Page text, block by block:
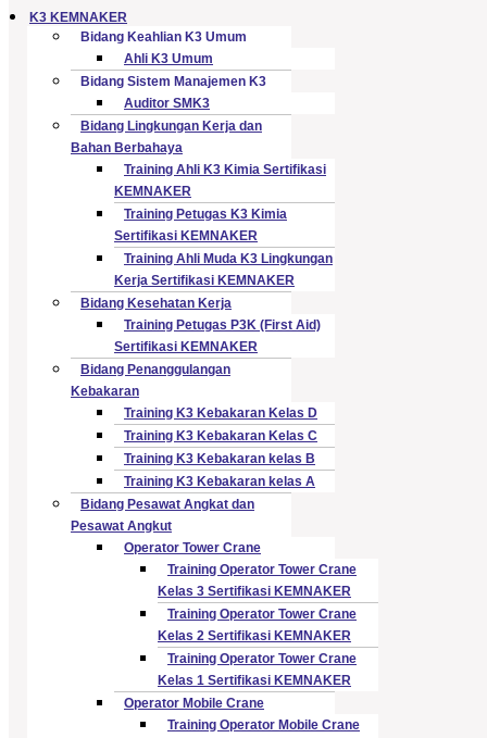
K3 KEMNAKER
Bidang Keahlian K3 Umum
Ahli K3 Umum
Bidang Sistem Manajemen K3
Auditor SMK3
Bidang Lingkungan Kerja dan
Bahan Berbahaya
Training Ahli K3 Kimia Sertifikasi
KEMNAKER
Training Petugas K3 Kimia
Sertifikasi KEMNAKER
Training Ahli Muda K3 Lingkungan
Kerja Sertifikasi KEMNAKER
Bidang Kesehatan Kerja
Training Petugas P3K (First Aid)
Sertifikasi KEMNAKER
Bidang Penanggulangan
Kebakaran
Training K3 Kebakaran Kelas D
Training K3 Kebakaran Kelas C
Training K3 Kebakaran kelas B
Training K3 Kebakaran kelas A
Bidang Pesawat Angkat dan
Pesawat Angkut
Operator Tower Crane
Training Operator Tower Crane
Kelas 3 Sertifikasi KEMNAKER
Training Operator Tower Crane
Kelas 2 Sertifikasi KEMNAKER
Training Operator Tower Crane
Kelas 1 Sertifikasi KEMNAKER
Operator Mobile Crane
Training Operator Mobile Crane